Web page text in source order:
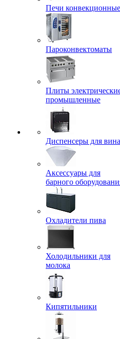
Печи конвекционные
Пароконвектоматы
Плиты
промышленные
Диспенсеры для вина
Аксессуары для
барного
Охладители пива
Холодильники для
молока
Кипятильники